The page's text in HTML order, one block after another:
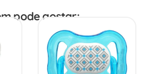
pode gostar: